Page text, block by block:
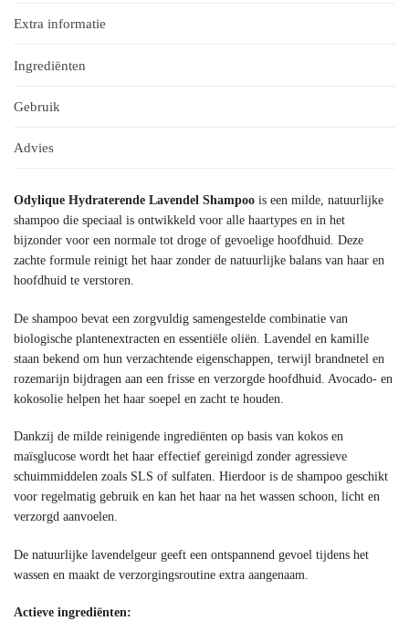
Extra informatie
Ingrediënten
Gebruik
Advies
Odylique Hydraterende Lavendel Shampoo is een milde, natuurlijke
shampoo die speciaal is ontwikkeld voor alle haartypes en in het
bijzonder voor een normale tot droge of gevoelige hoofdhuid. Deze
zachte formule reinigt het haar zonder de natuurlijke balans van haar en
hoofdhuid te verstoren.
De shampoo bevat een zorgvuldig samengestelde combinatie van
biologische plantenextracten en essentiële oliën. Lavendel en kamille
staan bekend om hun verzachtende eigenschappen, terwijl brandnetel en
rozemarijn bijdragen aan een frisse en verzorgde hoofdhuid. Avocado- en
kokosolie helpen het haar soepel en zacht te houden.
Dankzij de milde reinigende ingrediënten op basis van kokos en
maïsglucose wordt het haar effectief gereinigd zonder agressieve
schuimmiddelen zoals SLS of sulfaten. Hierdoor is de shampoo geschikt
voor regelmatig gebruik en kan het haar na het wassen schoon, licht en
verzorgd aanvoelen.
De natuurlijke lavendelgeur geeft een ontspannend gevoel tijdens het
wassen en maakt de verzorgingsroutine extra aangenaam.
Actieve ingrediënten: